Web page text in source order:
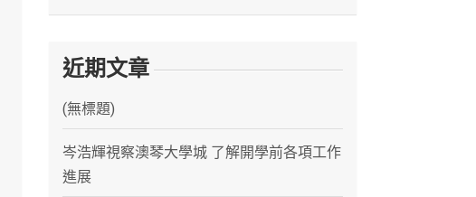
近期文章
(無標題)
岑浩輝視察澳琴大學城 了解開學前各項工作
進展